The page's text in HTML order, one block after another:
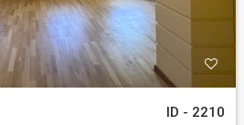
ID - 2210